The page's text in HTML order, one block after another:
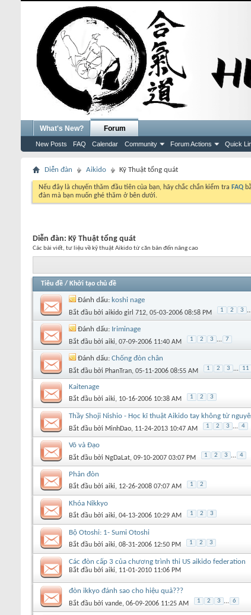
What's New? Forum
New Posts FAQ Calendar Community Forum Actions Quick
Diễn đàn Aikido Kỹ Thuật tổng quát
Nếu đây là chuyến thăm đầu tiên của bạn, hãy chắc chắn kiểm tra FAQ
đàn mà bạn muốn ghé thăm ở bên dưới.
Diễn đàn: Kỹ Thuật tổng quát
Các bài viết, tư liệu về kỹ thuật Aikido từ căn bản đến nâng cao
Tiêu đề / Khởi tạo chủ đề
Đánh dấu: koshi nage
Bắt đầu bởi aikido girl 712‎, 05-03-2006 08:58 PM 1 2 3
Đánh dấu: Iriminage
Bắt đầu bởi aiki‎, 07-09-2006 11:40 AM 1 2 3 ... 7
Đánh dấu: Chống đòn chân
Bắt đầu bởi PhanTran‎, 05-11-2006 08:55 AM 1 2 3 ... 11
Kaitenage
Bắt đầu bởi aiki‎, 10-16-2006 10:38 AM 1 2 3
Thầy Shoji Nishio - Học kĩ thuật Aikido tay không từ
Bắt đầu bởi MinhDao‎, 11-24-2013 10:47 AM 1 2 3 ... 4
Võ và Đạo
Bắt đầu bởi NgDaLat‎, 09-10-2007 03:07 PM 1 2 3 ... 4
Phản đòn
Bắt đầu bởi aiki‎, 12-26-2008 07:07 AM 1 2
Khóa Nikkyo
Bắt đầu bởi aiki‎, 04-13-2006 10:29 AM 1 2 3
Bộ Otoshi: 1- Sumi Otoshi
Bắt đầu bởi aiki‎, 08-31-2006 12:50 PM 1 2 3
Các đòn cấp 3 của chương trình thi US aikido federation
Bắt đầu bởi aiki‎, 11-01-2010 11:06 PM
đòn ikkyo đánh sao cho hiệu quả???
Bắt đầu bởi vande‎, 06-09-2006 11:25 AM 1 2 3 ... 6